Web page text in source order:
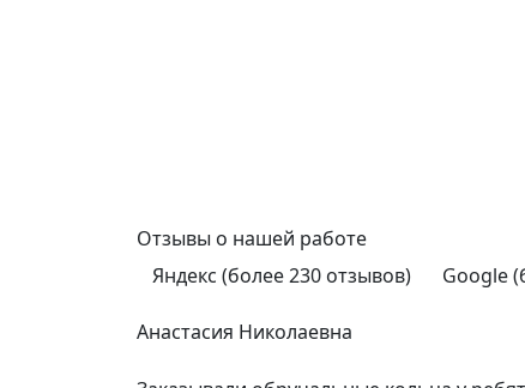
Отзывы о нашей работе
Яндекс (более 230 отзывов)
Google
Анастасия Николаевна